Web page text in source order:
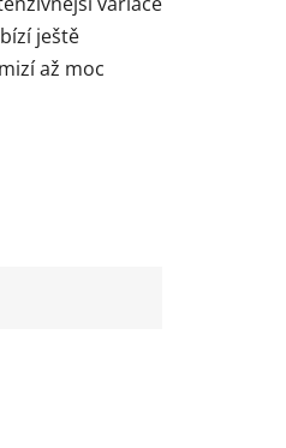
ještě
až moc